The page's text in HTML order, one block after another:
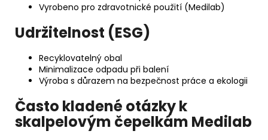
Vyrobeno pro zdravotnické použití (Medilab)
Udržitelnost (ESG)
Recyklovatelný obal
Minimalizace odpadu při balení
Výroba s důrazem na bezpečnost práce a ekologii
Často kladené otázky k
skalpelovým čepelkám Medilab